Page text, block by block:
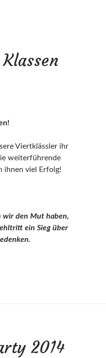
Viertklässler ihr
weiterführende
ihnen viel Erfolg!
wir den Mut haben,
ein Sieg über
2014